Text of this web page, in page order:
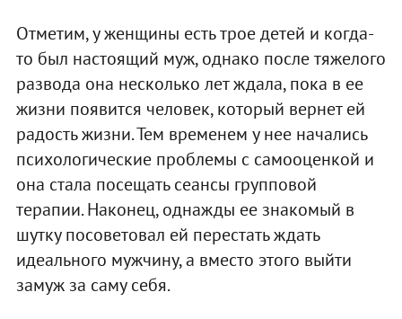
Отметим, у женщины есть трое детей и когда-
то был настоящий муж, однако после тяжелого
развода она несколько лет ждала, пока в ее
жизни появится человек, который вернет ей
радость жизни. Тем временем у нее начались
психологические проблемы с самооценкой и
она стала посещать сеансы групповой
терапии. Наконец, однажды ее знакомый в
шутку посоветовал ей перестать ждать
идеального мужчину, а вместо этого выйти
замуж за саму себя.